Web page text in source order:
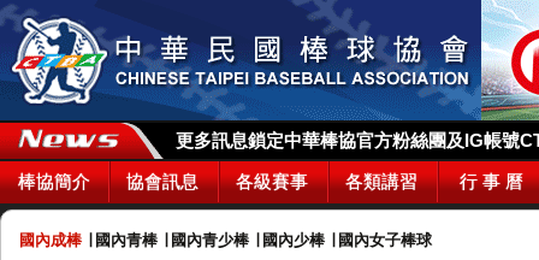
更多訊息鎖定中華棒協官方粉絲團及IG帳號
棒協簡介 協會訊息 各級賽事 各類講習 行 事 曆
國內成棒 國內青棒 國內青少棒 國內少棒 國內女子棒球